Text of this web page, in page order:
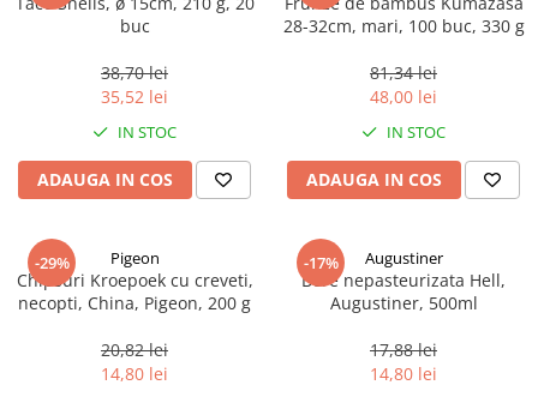
buc
38,70 lei
35,52 lei
IN STOC
ADAUGA IN COS
28-32cm, mari, 100 buc, 330 g
81,34 lei
48,00 lei
IN STOC
ADAUGA IN COS
-29% Pigeon
Chipsuri Kroepoek cu creveti,
necopti, China, Pigeon, 200 g
20,82 lei
14,80 lei
-17% Augustiner
Bere nepasteurizata Hell,
Augustiner, 500ml
17,88 lei
14,80 lei